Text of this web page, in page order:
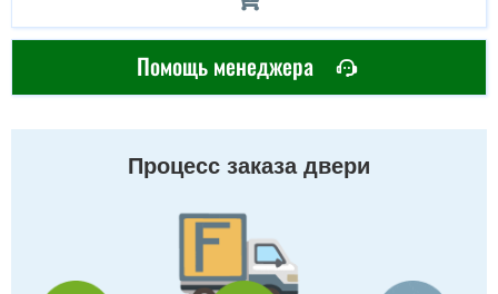
Помощь менеджера
Процесс заказа двери